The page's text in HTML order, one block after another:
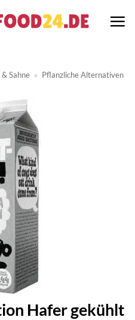
Sahne » Pflanzliche Alternativen
Hafer gekühlt